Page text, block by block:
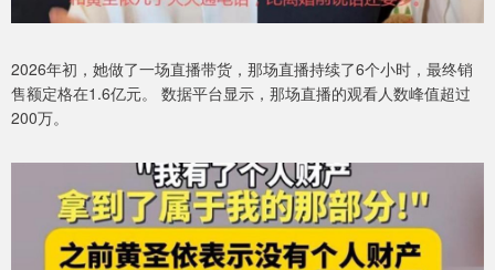
2026年初，她做了一场直播带货，那场直播持续了6个小时，最终销
售额定格在1.6亿元。 数据平台显示，那场直播的观看人数峰值超过
200万。